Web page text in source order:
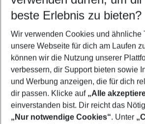
5-8 Nächte
2 Erwachsene Keine Kinder
Mehr Filter anzeigen
beste Erlebnis zu bieten?
Wir verwenden Cookies und ähnliche
unsere Webseite für dich am Laufen
können wir die Nutzung unserer
verbessern, dir Support bieten sowie
und Werbung anzeigen, die für dich
dir passen. Klicke auf „Alle
einverstanden bist. Dir reicht das
„Nur notwendige Cookies“. Unter